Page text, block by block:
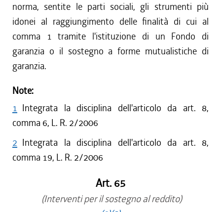
norma, sentite le parti sociali, gli strumenti più
idonei al raggiungimento delle finalità di cui al
comma 1 tramite l'istituzione di un Fondo di
garanzia o il sostegno a forme mutualistiche di
garanzia.
Note:
1 Integrata la disciplina dell'articolo da art. 8,
comma 6, L. R. 2/2006
2 Integrata la disciplina dell'articolo da art. 8,
comma 19, L. R. 2/2006
Art. 65
(Interventi per il sostegno al reddito)